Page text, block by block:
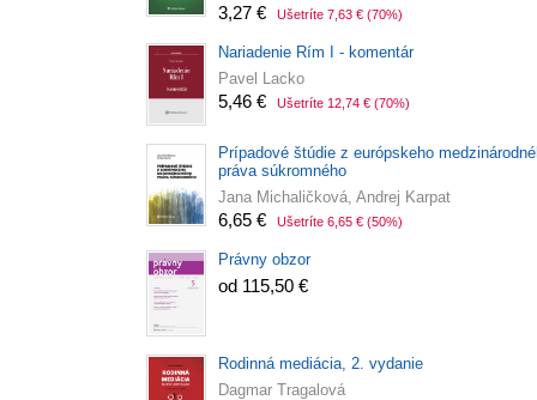
3,27 € Ušetríte 7,63 € (70%)
Nariadenie Rím I - komentár
Pavel Lacko
5,46 € Ušetríte 12,74 € (70%)
Prípadové štúdie z európskeho
práva súkromného
Jana Michaličková, Andrej Karpat
6,65 € Ušetríte 6,65 € (50%)
Právny obzor
od 115,50 €
Rodinná mediácia, 2. vydanie
Dagmar Tragalová